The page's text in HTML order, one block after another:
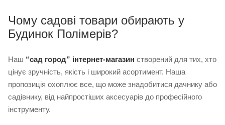
Чому садові товари обирають у
Будинок Полімерів?
Наш “сад город” інтернет-магазин створений для тих, хто
цінує зручність, якість і широкий асортимент. Наша
пропозиція охоплює все, що може знадобитися дачнику або
садівнику, від найпростіших аксесуарів до професійного
інструменту.